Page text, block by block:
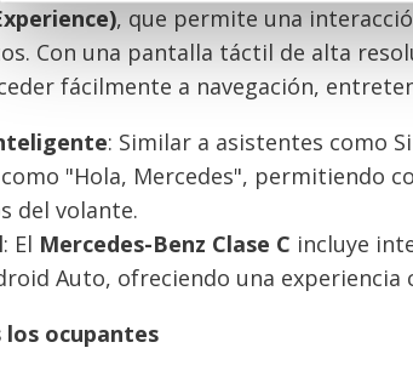
, que permite una
Con una pantalla táctil de alta
fácilmente a navegación,
: Similar a asistentes como
"Hola, Mercedes", permitiendo
del volante.
: El Mercedes-Benz Clase C incluye
Auto, ofreciendo una
ocupantes